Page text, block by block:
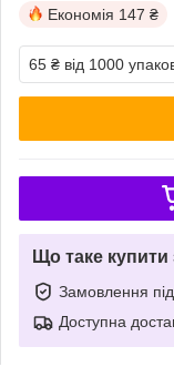
Економія 147 ₴
65 ₴ від 1000
Що таке
Замовлення
Доступна